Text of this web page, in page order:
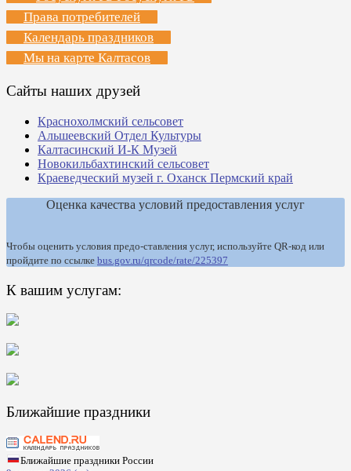
Права потребителей
Календарь праздников
Мы на карте Калтасов
Сайты наших друзей
Краснохолмский сельсовет
Альшеевский Отдел Культуры
Калтасинский И-К Музей
Новокильбахтинский сельсовет
Краеведческий музей г. Оханск Пермский край
Оценка качества условий предоставления услуг
Чтобы оценить условия предо-ставления услуг, используйте QR-код или
пройдите по ссылке bus.gov.ru/qrcode/rate/225397
К вашим услугам:
Ближайшие праздники
Ближайшие праздники России